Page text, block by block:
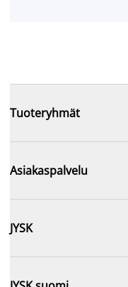
Tuoteryhmät
Asiakaspalvelu
JYSK